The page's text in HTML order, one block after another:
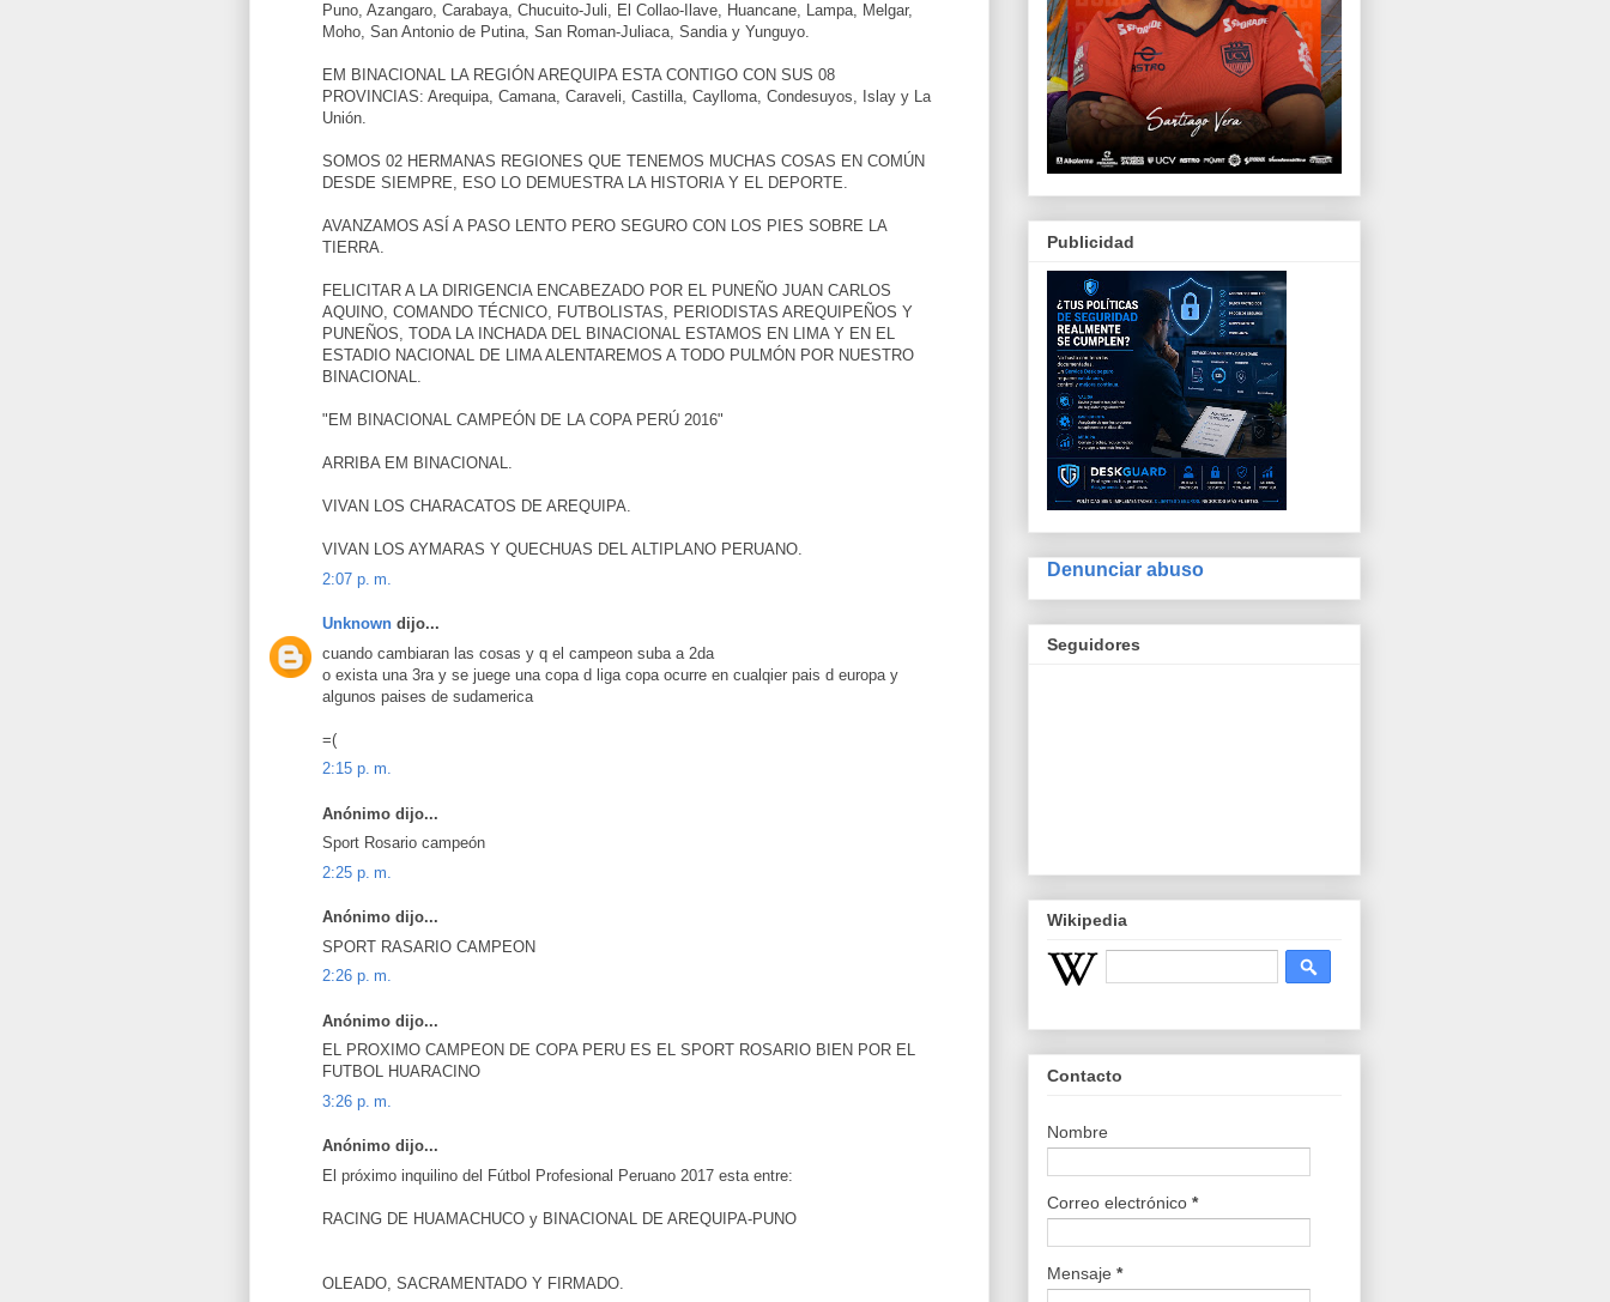
Puno, Azangaro, Carabaya, Chucuito-Juli, El Collao-Ilave, Huancane, Lampa, Melgar,
Moho, San Antonio de Putina, San Roman-Juliaca, Sandia y Yunguyo.
EM BINACIONAL LA REGIÓN AREQUIPA ESTA CONTIGO CON SUS 08
PROVINCIAS: Arequipa, Camana, Caraveli, Castilla, Caylloma, Condesuyos, Islay y La
Unión.
SOMOS 02 HERMANAS REGIONES QUE TENEMOS MUCHAS COSAS EN COMÚN
DESDE SIEMPRE, ESO LO DEMUESTRA LA HISTORIA Y EL DEPORTE.
AVANZAMOS ASÍ A PASO LENTO PERO SEGURO CON LOS PIES SOBRE LA
TIERRA.
FELICITAR A LA DIRIGENCIA ENCABEZADO POR EL PUNEÑO JUAN CARLOS
AQUINO, COMANDO TÉCNICO, FUTBOLISTAS, PERIODISTAS AREQUIPEÑOS Y
PUNEÑOS, TODA LA INCHADA DEL BINACIONAL ESTAMOS EN LIMA Y EN EL
ESTADIO NACIONAL DE LIMA ALENTAREMOS A TODO PULMÓN POR NUESTRO
BINACIONAL.
"EM BINACIONAL CAMPEÓN DE LA COPA PERÚ 2016"
ARRIBA EM BINACIONAL.
VIVAN LOS CHARACATOS DE AREQUIPA.
VIVAN LOS AYMARAS Y QUECHUAS DEL ALTIPLANO PERUANO.
2:07 p. m.
Unknown dijo...
cuando cambiaran las cosas y q el campeon suba a 2da
o exista una 3ra y se juege una copa d liga copa ocurre en cualqier pais d europa y
algunos paises de sudamerica
=(
2:15 p. m.
Anónimo dijo...
Sport Rosario campeón
2:25 p. m.
Anónimo dijo...
SPORT RASARIO CAMPEON
2:26 p. m.
Anónimo dijo...
EL PROXIMO CAMPEON DE COPA PERU ES EL SPORT ROSARIO BIEN POR EL
FUTBOL HUARACINO
3:26 p. m.
Anónimo dijo...
El próximo inquilino del Fútbol Profesional Peruano 2017 esta entre:
RACING DE HUAMACHUCO y BINACIONAL DE AREQUIPA-PUNO
OLEADO, SACRAMENTADO Y FIRMADO.
Publicidad
Denunciar abuso
Seguidores
Wikipedia
Contacto
Nombre
Correo electrónico *
Mensaje *